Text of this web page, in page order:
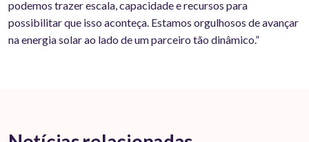
podemos trazer escala, capacidade e recursos para
possibilitar que isso aconteça. Estamos orgulhosos de avançar
na energia solar ao lado de um parceiro tão dinâmico.”